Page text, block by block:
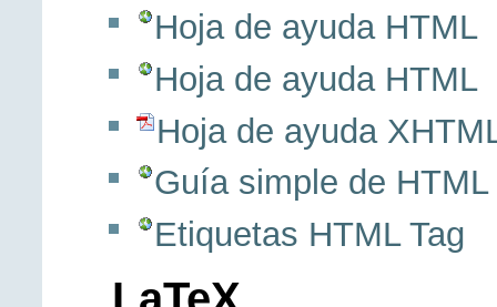
Hoja de ayuda HTML
Hoja de ayuda HTML
Hoja de ayuda
Guía simple de HTML
Etiquetas HTML Tag